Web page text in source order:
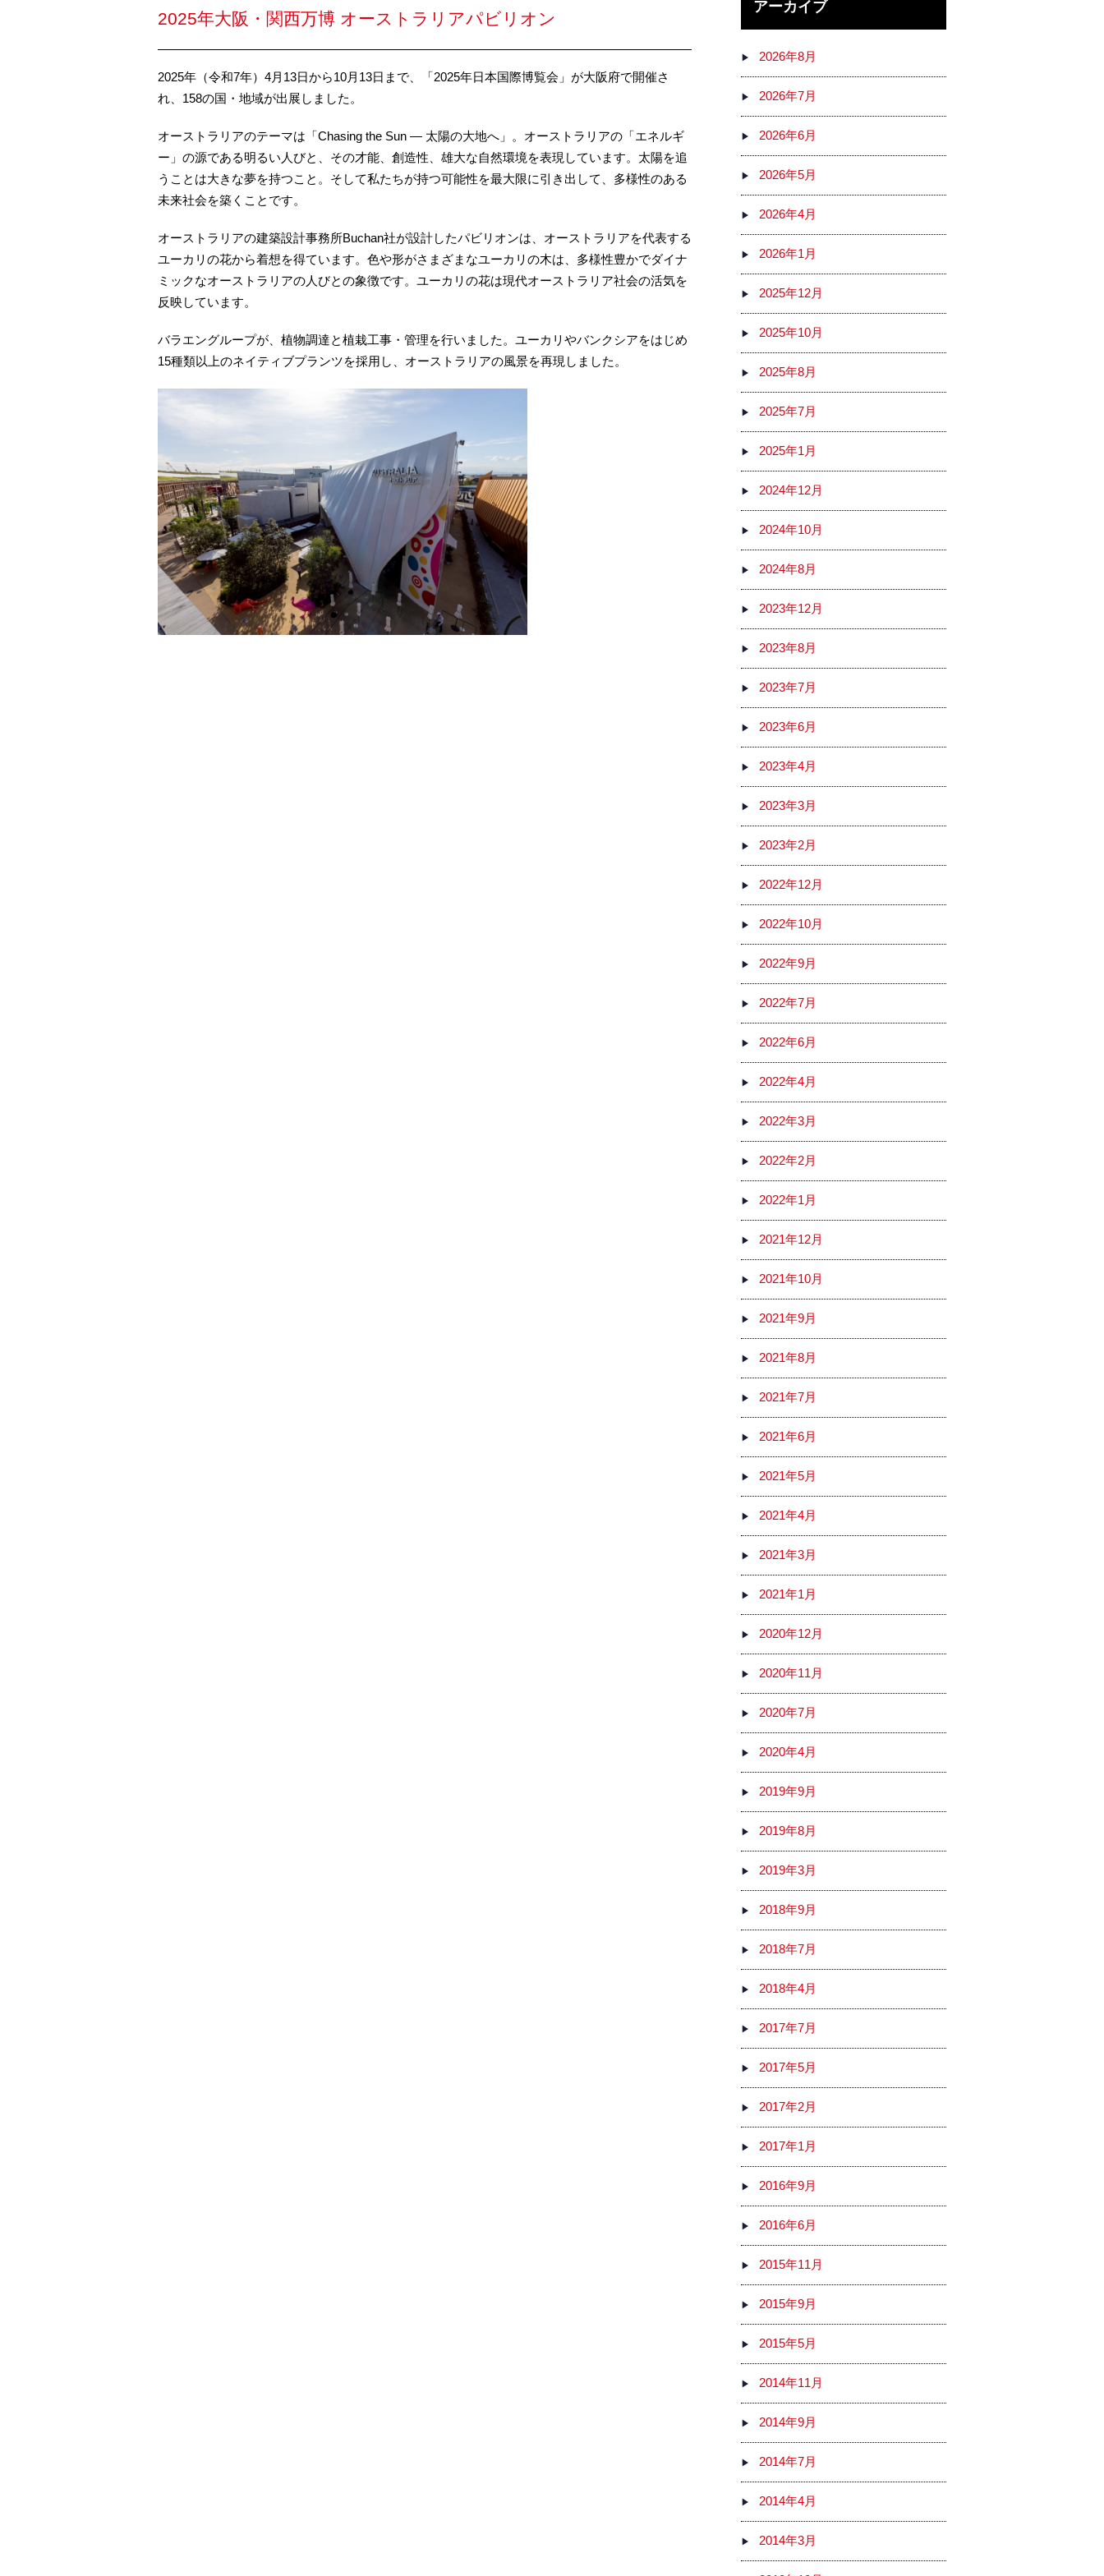
2025年大阪・関西万博 オーストラリアパビリオン
2025年（令和7年）4月13日から10月13日まで、「2025年日本国際博覧会」が大阪府で開催さ
れ、158の国・地域が出展しました。
オーストラリアのテーマは「Chasing the Sun ― 太陽の大地へ」。オーストラリアの「エネルギ
ー」の源である明るい人びと、その才能、創造性、雄大な自然環境を表現しています。太陽を追
うことは大きな夢を持つこと。そして私たちが持つ可能性を最大限に引き出して、多様性のある
未来社会を築くことです。
オーストラリアの建築設計事務所Buchan社が設計したパビリオンは、オーストラリアを代表する
ユーカリの花から着想を得ています。色や形がさまざまなユーカリの木は、多様性豊かでダイナ
ミックなオーストラリアの人びとの象徴です。ユーカリの花は現代オーストラリア社会の活気を
反映しています。
バラエングループが、植物調達と植栽工事・管理を行いました。ユーカリやバンクシアをはじめ
15種類以上のネイティブプランツを採用し、オーストラリアの風景を再現しました。
アーカイブ
2026年8月
2026年7月
2026年6月
2026年5月
2026年4月
2026年1月
2025年12月
2025年10月
2025年8月
2025年7月
2025年1月
2024年12月
2024年10月
2024年8月
2023年12月
2023年8月
2023年7月
2023年6月
2023年4月
2023年3月
2023年2月
2022年12月
2022年10月
2022年9月
2022年7月
2022年6月
2022年4月
2022年3月
2022年2月
2022年1月
2021年12月
2021年10月
2021年9月
2021年8月
2021年7月
2021年6月
2021年5月
2021年4月
2021年3月
2021年1月
2020年12月
2020年11月
2020年7月
2020年4月
2019年9月
2019年8月
2019年3月
2018年9月
2018年7月
2018年4月
2017年7月
2017年5月
2017年2月
2017年1月
2016年9月
2016年6月
2015年11月
2015年9月
2015年5月
2014年11月
2014年9月
2014年7月
2014年4月
2014年3月